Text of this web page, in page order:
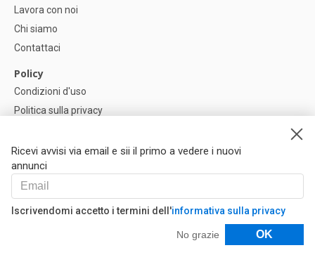
Ricevi avvisi via email e sii il primo a vedere i nuovi
annunci
Iscrivendomi accetto i termini dell'informativa sulla privacy
No grazie OK
Lavora con noi
Chi siamo
Contattaci
Policy
Condizioni d'uso
Politica sulla privacy
Impostazioni dei cookie
Help
FAQ
I Nostri Partner